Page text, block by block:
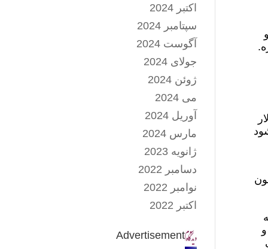
اکتبر 2024
سپتامبر 2024
آگوست 2024
جولای 2024
ژوئن 2024
می 2024
آوریل 2024
مارس 2024
ژانویه 2023
دسامبر 2022
نوامبر 2022
اکتبر 2022
Advertisement